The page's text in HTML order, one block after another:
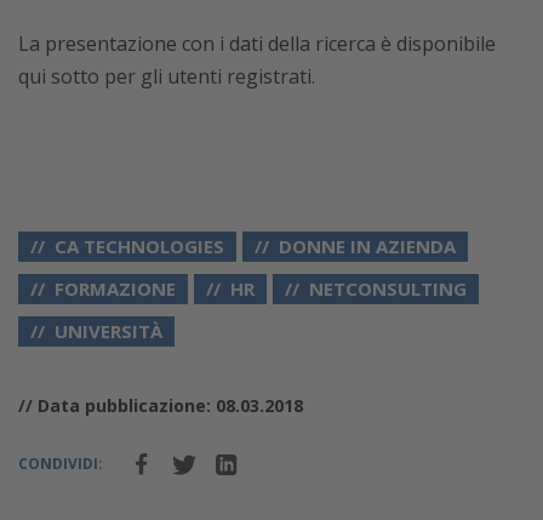
La presentazione con i dati della ricerca è disponibile
qui sotto per gli utenti registrati.
CA TECHNOLOGIES
DONNE IN AZIENDA
FORMAZIONE
HR
NETCONSULTING
UNIVERSITÀ
// Data pubblicazione: 08.03.2018
CONDIVIDI: